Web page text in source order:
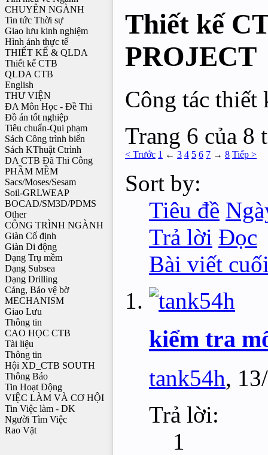
CHUYÊN NGÀNH
Tin tức Thời sự
Giao lưu kinh nghiệm
Hình ảnh thực tế
THIẾT KẾ & QLDA
Thiết kế CTB
QLDA CTB
English
THƯ VIỆN
ĐA Môn Học - Đề Thi
Đồ án tốt nghiệp
Tiêu chuẩn-Qui phạm
Sách Công trình biển
Sách KThuật Ctrình
DA CTB Đã Thi Công
PHẦM MỀM
Sacs/Moses/Sesam
Soil-GRLWEAP
BOCAD/SM3D/PDMS
Other
CÔNG TRÌNH NGÀNH
Giàn Cố định
Giàn Di động
Dạng Trụ mềm
Dạng Subsea
Dạng Drilling
Cảng, Bảo vệ bờ
MECHANISM
Giao Lưu
Thông tin
CAO HỌC CTB
Tài liệu
Thông tin
Hội XD_CTB SOUTH
Thông Báo
Tin Hoạt Động
VIỆC LÀM VÀ CƠ HỘI
Tin Việc làm - DK
Người Tìm Việc
Rao Vặt
Thiết kế
PROJECT
Công tác thiết
Trang 6 của 8
< Trước 1 ← 3 4 5 6 7 → 8 Tiếp >
Sort by:
Tiêu đề
Trả lời Đọc
Bài viết
kiểm tra
tank54h,
Trả lời:
1